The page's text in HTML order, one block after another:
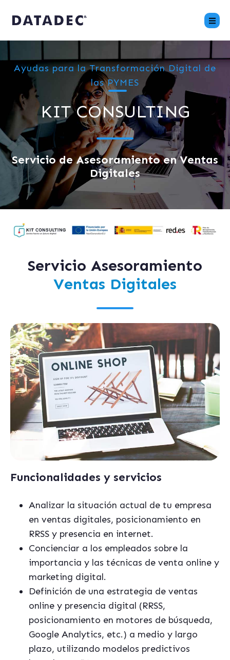
Ayudas para la Transformación Digital de
las PYMES
KIT CONSULTING
Servicio de Asesoramiento en Ventas
Digitales
Servicio Asesoramiento
Ventas Digitales
Funcionalidades y servicios
Analizar la situación actual de tu empresa
en ventas digitales, posicionamiento en
RRSS y presencia en internet.
Concienciar a los empleados sobre la
importancia y las técnicas de venta online y
marketing digital.
Definición de una estrategia de ventas
online y presencia digital (RRSS,
posicionamiento en motores de búsqueda,
Google Analytics, etc.) a medio y largo
plazo, utilizando modelos predictivos